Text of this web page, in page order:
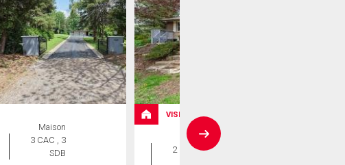
Maison
3 CAC , 3
SDB
VISITE LIBRE
Maison
2 CAC , 1